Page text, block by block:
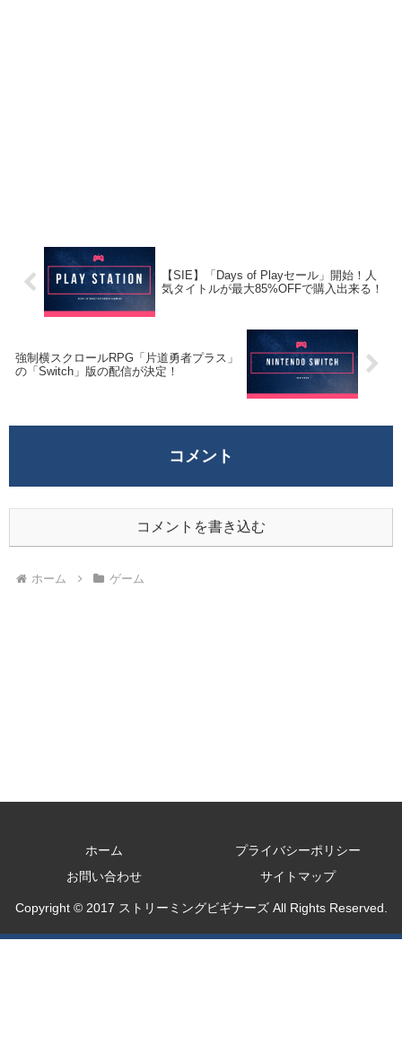
【SIE】「Days of Playセール」開始！人
気タイトルが最大85%OFFで購入出来る！
強制横スクロールRPG「片道勇者プラス」
の「Switch」版の配信が決定！
コメント
コメントを書き込む
ホーム ゲーム
ホーム
プライバシーポリシー
お問い合わせ
サイトマップ
Copyright © 2017 ストリーミングビギナーズ All Rights Reserved.